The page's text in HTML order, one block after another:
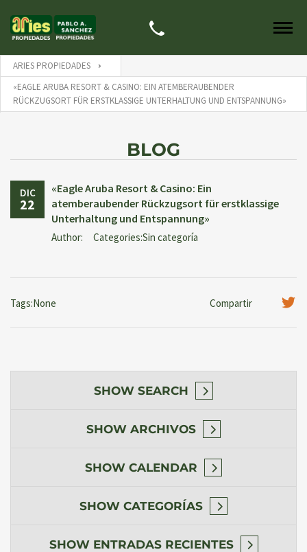
ARIES PROPIEDADES
«EAGLE ARUBA RESORT & CASINO: EIN ATEMBERAUBENDER
RÜCKZUGSORT FÜR ERSTKLASSIGE UNTERHALTUNG UND ENTSPANNUNG»
BLOG
DIC
22
«Eagle Aruba Resort & Casino: Ein
atemberaubender Rückzugsort für erstklassige
Unterhaltung und Entspannung»
Author: Categories:Sin categoría
Compartir
Tags:None
SHOW SEARCH
SHOW ARCHIVOS
SHOW CALENDAR
SHOW CATEGORÍAS
SHOW ENTRADAS RECIENTES